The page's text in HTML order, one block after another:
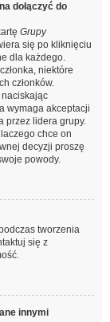
dołączyć do
Grupy
się po kliknięciu
dla każdego.
niektóre
członków.
wymaga akceptacji
przez lidera grupy.
chce on
decyzji proszę
powody.
tworzenia
się z
innymi